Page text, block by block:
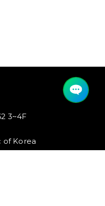
3~4F
of Korea